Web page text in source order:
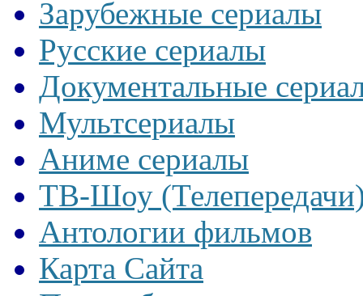
Зарубежные сериалы
Русские сериалы
Документальные
Мультсериалы
Аниме сериалы
ТВ-Шоу
Антологии фильмов
Карта Сайта